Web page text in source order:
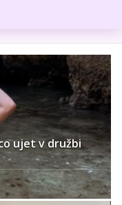
ujet v družbi